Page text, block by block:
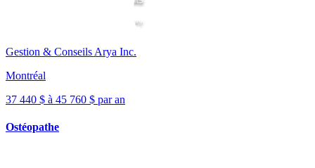
Gestion & Conseils Arya Inc.
Montréal
37 440 $ à 45 760 $ par an
Ostéopathe